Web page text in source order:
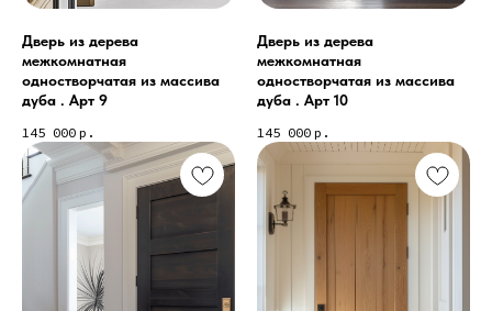
Дверь из дерева
межкомнатная
одностворчатая из массива
дуба . Арт 9
145 000 р.
Дверь из дерева
межкомнатная
одностворчатая из массива
дуба . Арт 10
145 000 р.